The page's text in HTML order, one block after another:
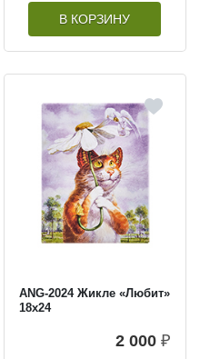
В КОРЗИНУ
ANG-2024 Жикле «Любит»
18х24
2 000 ₽